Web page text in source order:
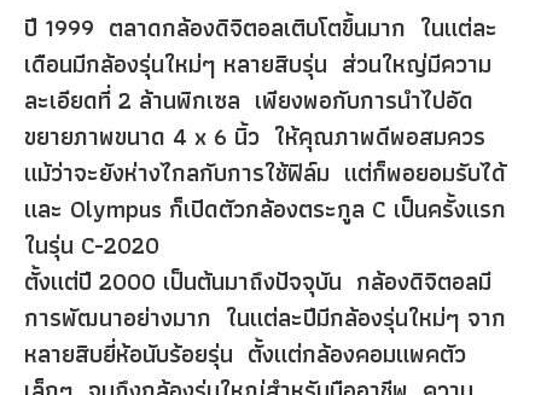
ปี 1999 ตลาดกล้องดิจิตอลเติบโตขึ้นมาก ในแต่ละ
เดือนมีกล้องรุ่นใหม่ๆ หลายสิบรุ่น ส่วนใหญ่มีความ
ละเอียดที่ 2 ล้านพิกเซล เพียงพอกับการนำไปอัด
ขยายภาพขนาด 4 x 6 นิ้ว ให้คุณภาพดีพอสมควร
แม้ว่าจะยังห่างไกลกับการใช้ฟิล์ม แต่ก็พอยอมรับได้
และ Olympus ก็เปิดตัวกล้องตระกูล C เป็นครั้งแรก
ในรุ่น C-2020
ตั้งแต่ปี 2000 เป็นต้นมาถึงปัจจุบัน กล้องดิจิตอลมี
การพัฒนาอย่างมาก ในแต่ละปีมีกล้องรุ่นใหม่ๆ จาก
หลายสิบยี่ห้อนับร้อยรุ่น ตั้งแต่กล้องคอมแพคตัว